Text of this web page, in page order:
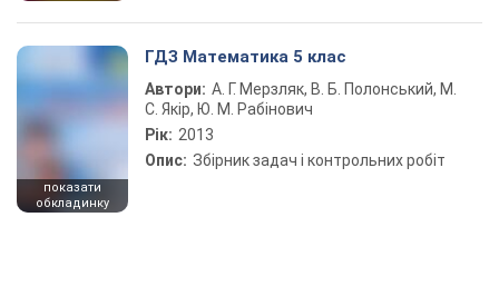
показати
обкладинку
ГДЗ Математика 5 клас
Автори: А. Г. Мерзляк, В. Б. Полонський, М.
С. Якір, Ю. М. Рабінович
Рік: 2013
Опис: Збірник задач і контрольних робіт